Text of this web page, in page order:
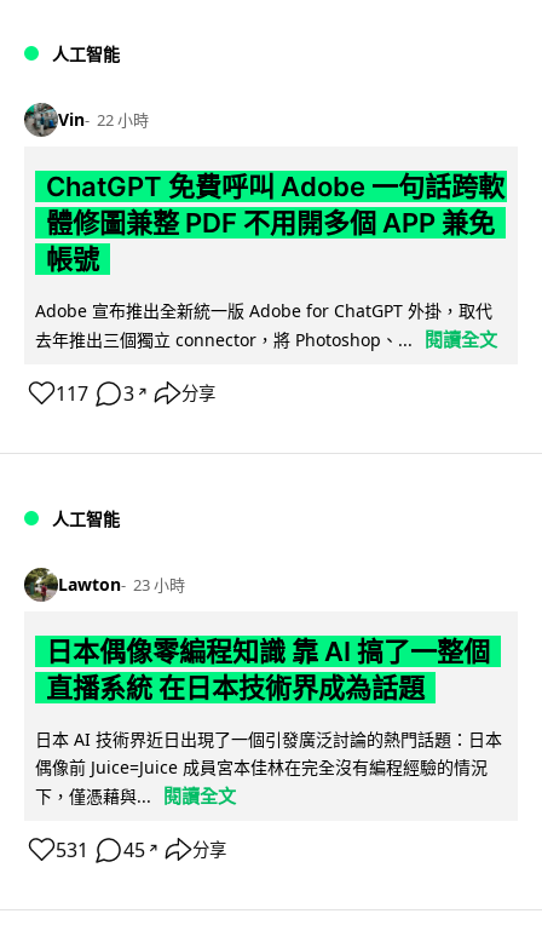
人工智能
Vin 22 小時
ChatGPT 免費呼叫 Adobe 一句話跨軟
體修圖兼整 PDF 不用開多個 APP 兼免
帳號
Adobe 宣布推出全新統一版 Adobe for ChatGPT 外掛，取代
去年推出三個獨立 connector，將 Photoshop、...
閱讀全文
117 3 ↗ 分享
人工智能
Lawton 23 小時
日本偶像零編程知識 靠 AI 搞了一整個
直播系統 在日本技術界成為話題
日本 AI 技術界近日出現了一個引發廣泛討論的熱門話題：日本
偶像前 Juice=Juice 成員宮本佳林在完全沒有編程經驗的情況
下，僅憑藉與...
閱讀全文
531 45 ↗ 分享